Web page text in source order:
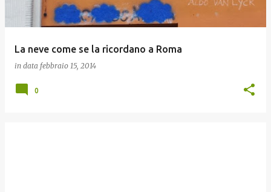
La neve come se la ricordano a Roma
in data febbraio 15, 2014
0